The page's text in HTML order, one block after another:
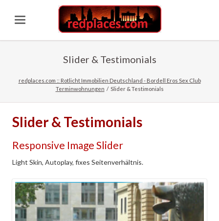
Slider & Testimonials
redplaces.com :: Rotlicht Immobilien Deutschland - Bordell Eros Sex Club
Terminwohnungen
Slider & Testimonials
Slider & Testimonials
Responsive Image Slider
Light Skin, Autoplay, fixes Seitenverhältnis.